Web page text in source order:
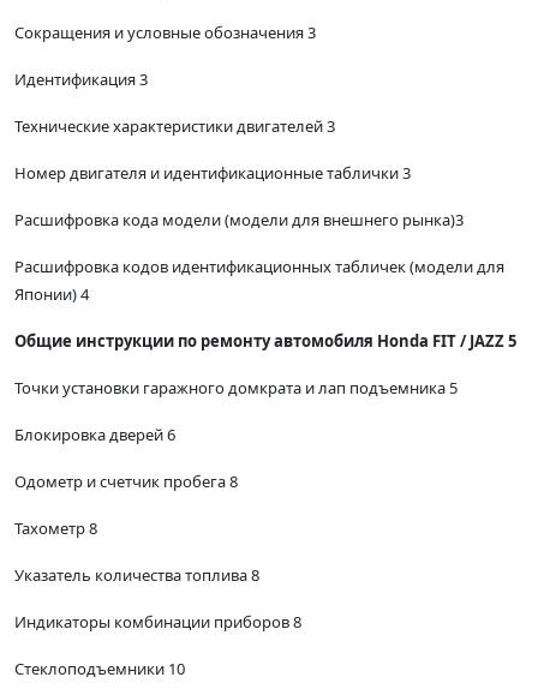
Сокращения и условные обозначения 3
Идентификация 3
Технические характеристики двигателей 3
Номер двигателя и идентификационные таблички 3
Расшифровка кода модели (модели для внешнего рынка)3
Расшифровка кодов идентификационных табличек (модели для
Японии) 4
Общие инструкции по ремонту автомобиля Honda FIT / JAZZ 5
Точки установки гаражного домкрата и лап подъемника 5
Блокировка дверей 6
Одометр и счетчик пробега 8
Тахометр 8
Указатель количества топлива 8
Индикаторы комбинации приборов 8
Стеклоподъемники 10